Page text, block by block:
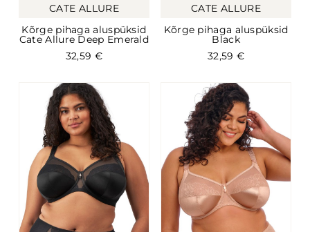
CATE ALLURE
Kõrge pihaga aluspüksid
Cate Allure Deep Emerald
32,59 €
CATE ALLURE
Kõrge pihaga aluspüksid
Black
32,59 €